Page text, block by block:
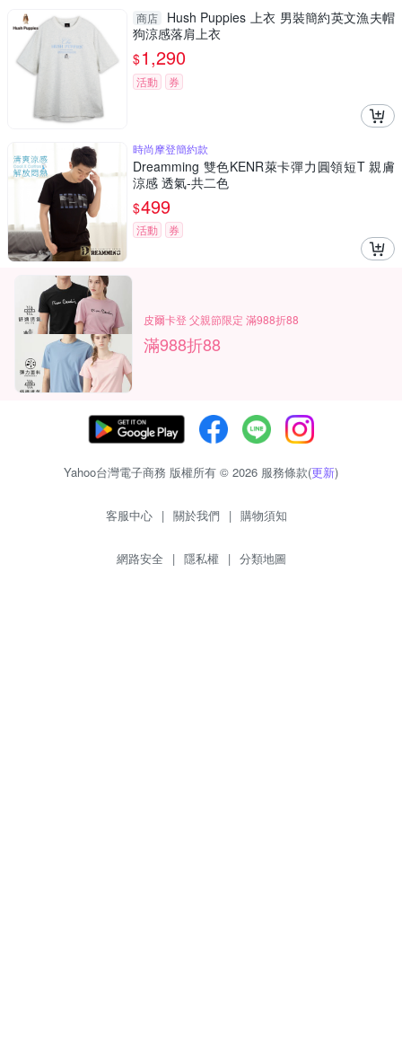
商店
Hush Puppies 上衣 男裝簡約英文漁夫帽
狗涼感落肩上衣
$1,290
活動 券
時尚摩登簡約款
Dreamming 雙色KENR萊卡彈力圓領短T 親膚
涼感 透氣-共二色
$499
活動 券
皮爾卡登 父親節限定 滿988折88
滿988折88
Yahoo台灣電子商務 版權所有 © 2026 服務條款(更新)
客服中心 | 關於我們 | 購物須知
網路安全 | 隱私權 | 分類地圖